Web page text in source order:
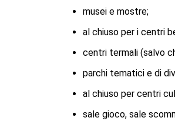
musei e mostre;
al chiuso per i centri
centri termali (salvo
parchi tematici e di
al chiuso per centri
sale gioco, sale